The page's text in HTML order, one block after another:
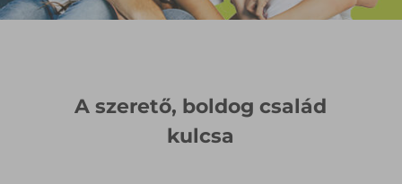
A szerető, boldog család
kulcsa